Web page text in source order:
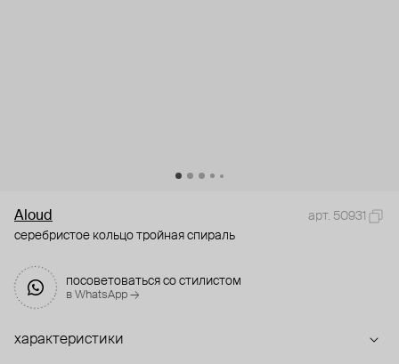
Aloud
арт. 50931
серебристое кольцо тройная спираль
посоветоваться со стилистом
в WhatsApp →
характеристики